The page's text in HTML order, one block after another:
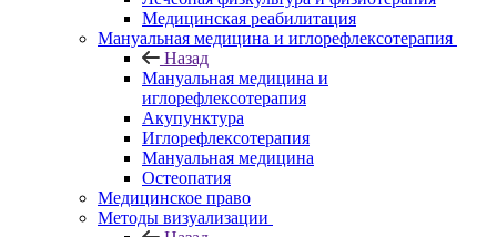
Медицинская реабилитация
Мануальная медицина и иглорефлексотерапия
Назад
Мануальная медицина и
иглорефлексотерапия
Акупунктура
Иглорефлексотерапия
Мануальная медицина
Остеопатия
Медицинское право
Методы визуализации